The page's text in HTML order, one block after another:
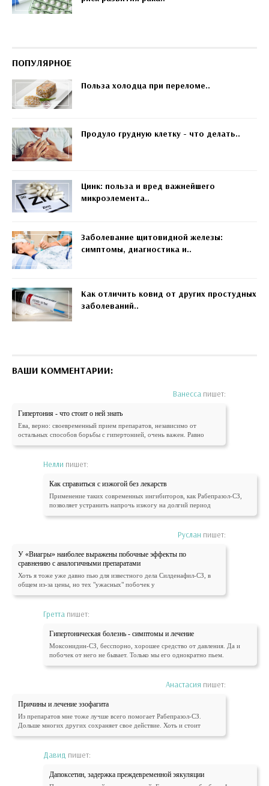
ПОПУЛЯРНОЕ
Польза холодца при переломе..
Продуло грудную клетку - что делать..
Цинк: польза и вред важнейшего
микроэлемента..
Заболевание щитовидной железы:
симптомы, диагностика и..
Как отличить ковид от других простудных
заболеваний..
ВАШИ КОММЕНТАРИИ:
Ванесса пишет:
Гипертония - что стоит о ней знать
Ева, верно: своевременный прием препаратов, независимо от
остальных способов борьбы с гипертонией, очень важен. Равно
Нелли пишет:
Как справиться с изжогой без лекарств
Применение таких современных ингибиторов, как Рабепразол-СЗ,
позволяет устранить напрочь изжогу на долгий период
Руслан пишет:
У «Виагры» наиболее выражены побочные эффекты по
сравнению с аналогичными препаратами
Хоть я тоже уже давно пью для известного дела Силденафил-СЗ, в
общем из-за цены, но тех "ужасных" побочек у
Гретта пишет:
Гипертоническая болезнь - симптомы и лечение
Моксонидин-СЗ, бесспорно, хорошее средство от давления. Да и
побочек от него не бывает. Только мы его однократно пьем.
Анастасия пишет:
Причины и лечение эзофагита
Из препаратов мне тоже лучше всего помогает Рабепразол-СЗ.
Дольше многих других сохраняет свое действие. Хоть и стоит
Давид пишет:
Дапоксетин, задержка преждевременной эякуляции